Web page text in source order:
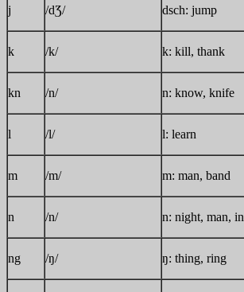
j /dƷ/ dsch: jump
k /k/ k: kill, thank
kn /n/ n: know, knife
l /l/ l: learn
m /m/ m: man, band
n /n/ n: night, man, in
ng /ŋ/ ŋ: thing, ring